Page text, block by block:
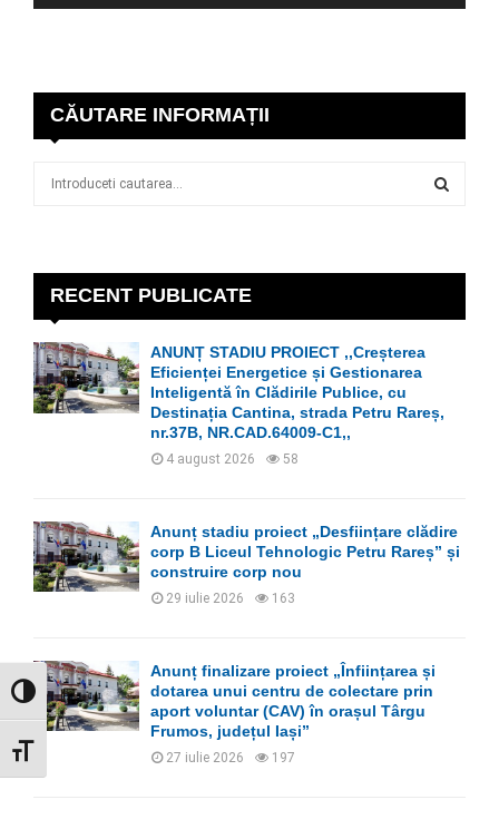
GLISOR NIVEL CONTRAST
GLISOR MĂRIME FONT
CĂUTARE INFORMAȚII
r
:
E
A
C
RECENT PUBLICATE
ANUNȚ STADIU PROIECT ,,Creșterea
Eficienței Energetice și Gestionarea
Inteligentă în Clădirile Publice, cu
Destinația Cantina, strada Petru Rareș,
nr.37B, NR.CAD.64009-C1,,
4 august 2026 58
Anunț stadiu proiect „Desființare clădire
corp B Liceul Tehnologic Petru Rareș” și
construire corp nou
29 iulie 2026 163
Anunț finalizare proiect „Înființarea și
dotarea unui centru de colectare prin
aport voluntar (CAV) în orașul Târgu
Frumos, județul Iași”
27 iulie 2026 197